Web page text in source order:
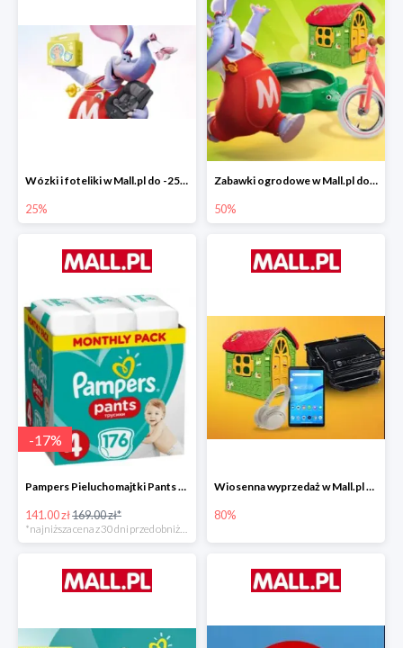
Wózki i foteliki w Mall.pl do -25%
25%
Zabawki ogrodowe w Mall.pl do -40%
50%
-17%
Pampers Pieluchomajtki Pants 4 (9-15 kg) 176 szt. -16%
141.00 zł169.00 zł*
Wiosenna wyprzedaż w Mall.pl do -80%
80%